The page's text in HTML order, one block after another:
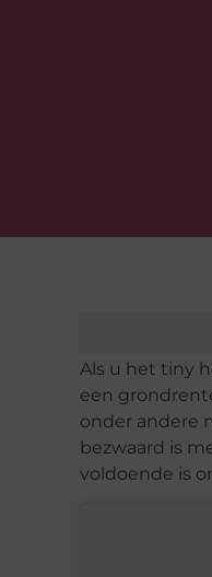
Als u het tiny
een
onder andere
bezwaard is
voldoende is